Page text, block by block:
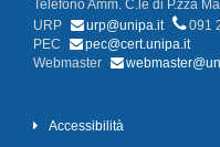
Telefono Amm. C.le di P.zza
URP
urp@unipa.it
091
PEC
pec@cert.unipa.it
Webmaster
Accessibilità